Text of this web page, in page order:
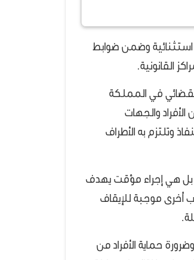
استثنائية وضمن ضوابط
القانونية.
في المملكة
والجهات
وتلتزم به الأطراف
بل هي إجراء مؤقت يهدف
أخرى موجبة للإيقاف
حماية الأفراد من